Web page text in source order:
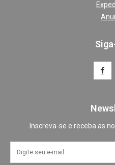
Inscreva-se e receba as